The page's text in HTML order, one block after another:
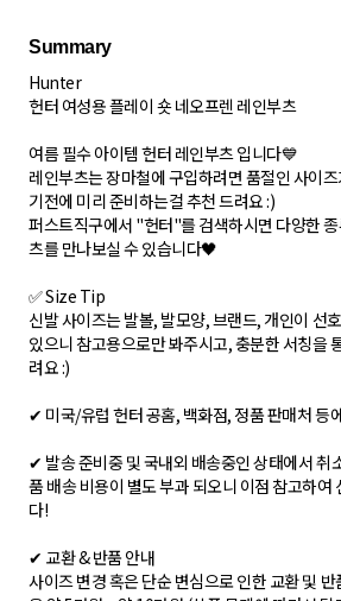
Summary
Hunter
헌터 여성용 플레이 숏 네오프렌 레인부츠
여름 필수 아이템 헌터 레인부츠 입니다💙
레인부츠는 장마철에 구입하려면 품절인 사이
기전에 미리 준비하는걸 추천 드려요 :)
퍼스트직구에서 "헌터"를 검색하시면 다양한
츠를 만나보실 수 있습니다🖤
✅ Size Tip
신발 사이즈는 발볼, 발모양, 브랜드, 개인이 선
있으니 참고용으로만 봐주시고, 충분한 서칭을
려요 :)
✔ 미국/유럽 헌터 공홈, 백화점, 정품 판매처 등
✔ 발송 준비중 및 국내외 배송중인 상태에서 취
품 배송 비용이 별도 부과 되오니 이점 참고하여
다!
✔ 교환 & 반품 안내
사이즈 변경 혹은 단순 변심으로 인한 교환 및